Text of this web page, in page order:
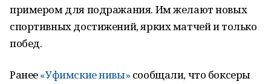
примером для подражания. Им желают новых
спортивных достижений, ярких матчей и только
побед.
Ранее«Уфимские нивы» сообщали, что боксеры